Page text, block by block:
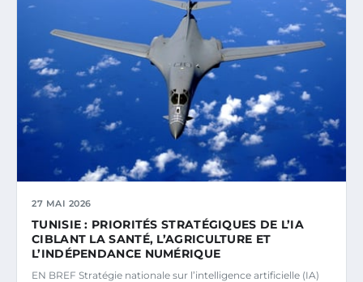
27 MAI 2026
TUNISIE : PRIORITÉS STRATÉGIQUES DE L’IA
CIBLANT LA SANTÉ, L’AGRICULTURE ET
L’INDÉPENDANCE NUMÉRIQUE
EN BREF Stratégie nationale sur l’intelligence artificielle (IA)